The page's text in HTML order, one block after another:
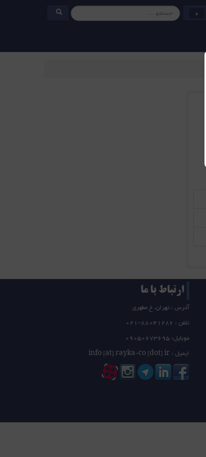
0
ارتباط با ما
آدرس : تهران، خ مطهری
تلفن : 21-88041286
0
موبایل: 09050673695
ایمیل : info [at] rayka-co [dot] ir